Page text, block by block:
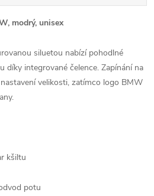
modrý, unisex
siluetou nabízí pohodlné
díky integrované čelence. Zapínání na
velikosti, zatímco logo BMW
kšiltu
potu